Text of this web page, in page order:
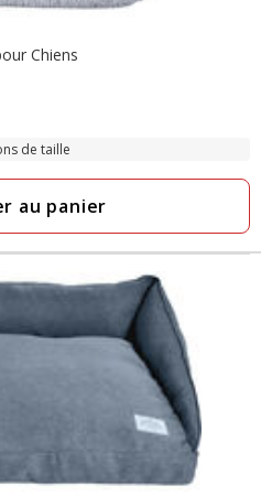
Chiens
de taille
au panier